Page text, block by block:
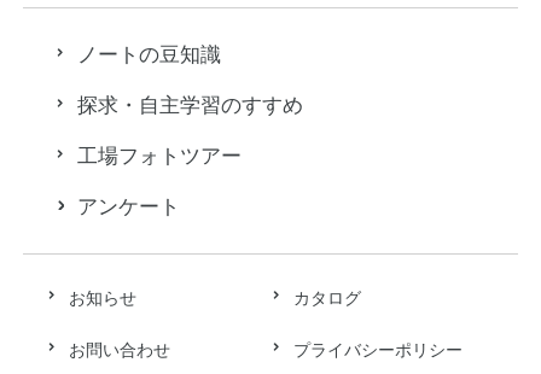
お知らせ カタログ
お問い合わせ プライバシーポリシー
ノートの豆知識
探求・自主学習のすすめ
工場フォトツアー
アンケート